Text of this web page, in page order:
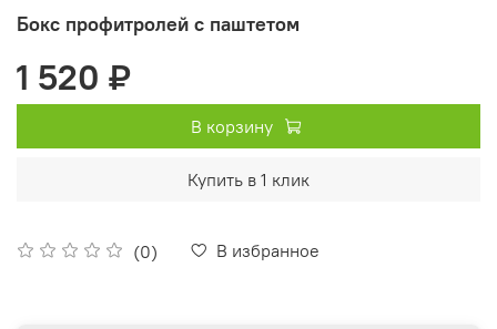
Бокс профитролей с паштетом
(0) В избранное
1 520 ₽
В корзину
Купить в 1 клик